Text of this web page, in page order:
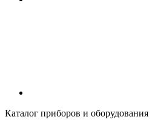
Каталог приборов и оборудования